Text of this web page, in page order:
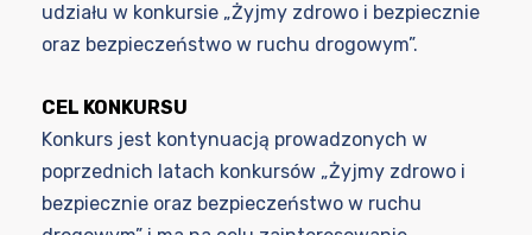
udziału w konkursie „Żyjmy zdrowo i bezpiecznie
oraz bezpieczeństwo w ruchu drogowym”.
CEL KONKURSU
Konkurs jest kontynuacją prowadzonych w
poprzednich latach konkursów „Żyjmy zdrowo i
bezpiecznie oraz bezpieczeństwo w ruchu